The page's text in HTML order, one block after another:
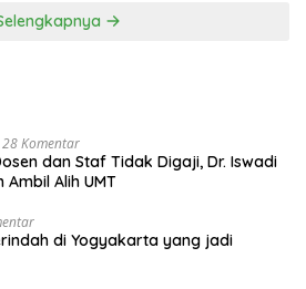
28 Komentar
dan Staf Tidak Digaji, Dr. Iswadi
Ambil Alih UMT
di Yogyakarta yang jadi